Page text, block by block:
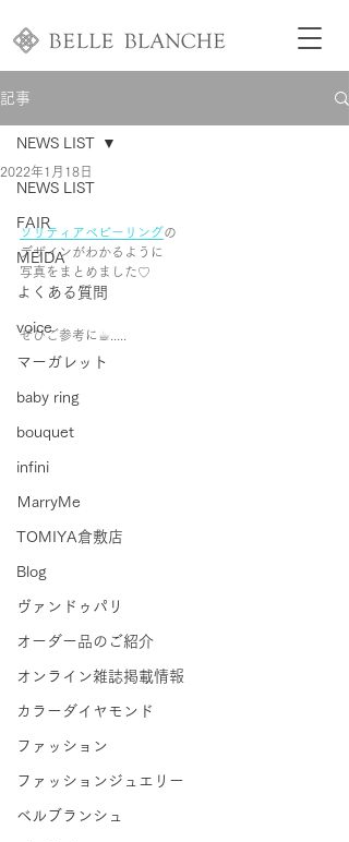
記事
NEWS LIST
FAIR
MEIDA
よくある質問
voice
マーガレット
baby ring
bouquet
infini
ＭarryMe
TOMIYA倉敷店
Blog
ヴァンドゥパリ
オーダー品のご紹介
オンライン雑誌掲載情報
カラーダイヤモンド
ファッション
ファッションジュエリー
ベルブランシュ
NEWS LIST
2022年1月18日
ソリティアベビーリングの
デザインがわかるように
写真をまとめました♡
ぜひご参考に☕︎.....